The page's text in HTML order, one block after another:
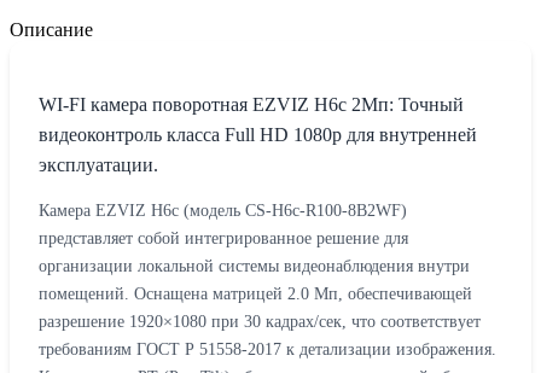
Описание
WI-FI камера поворотная EZVIZ H6c 2Мп: Точный
видеоконтроль класса Full HD 1080p для внутренней
эксплуатации.
Камера EZVIZ H6c (модель CS-H6c-R100-8B2WF)
представляет собой интегрированное решение для
организации локальной системы видеонаблюдения внутри
помещений. Оснащена матрицей 2.0 Мп, обеспечивающей
разрешение 1920×1080 при 30 кадрах/сек, что соответствует
требованиям ГОСТ Р 51558-2017 к детализации изображения.